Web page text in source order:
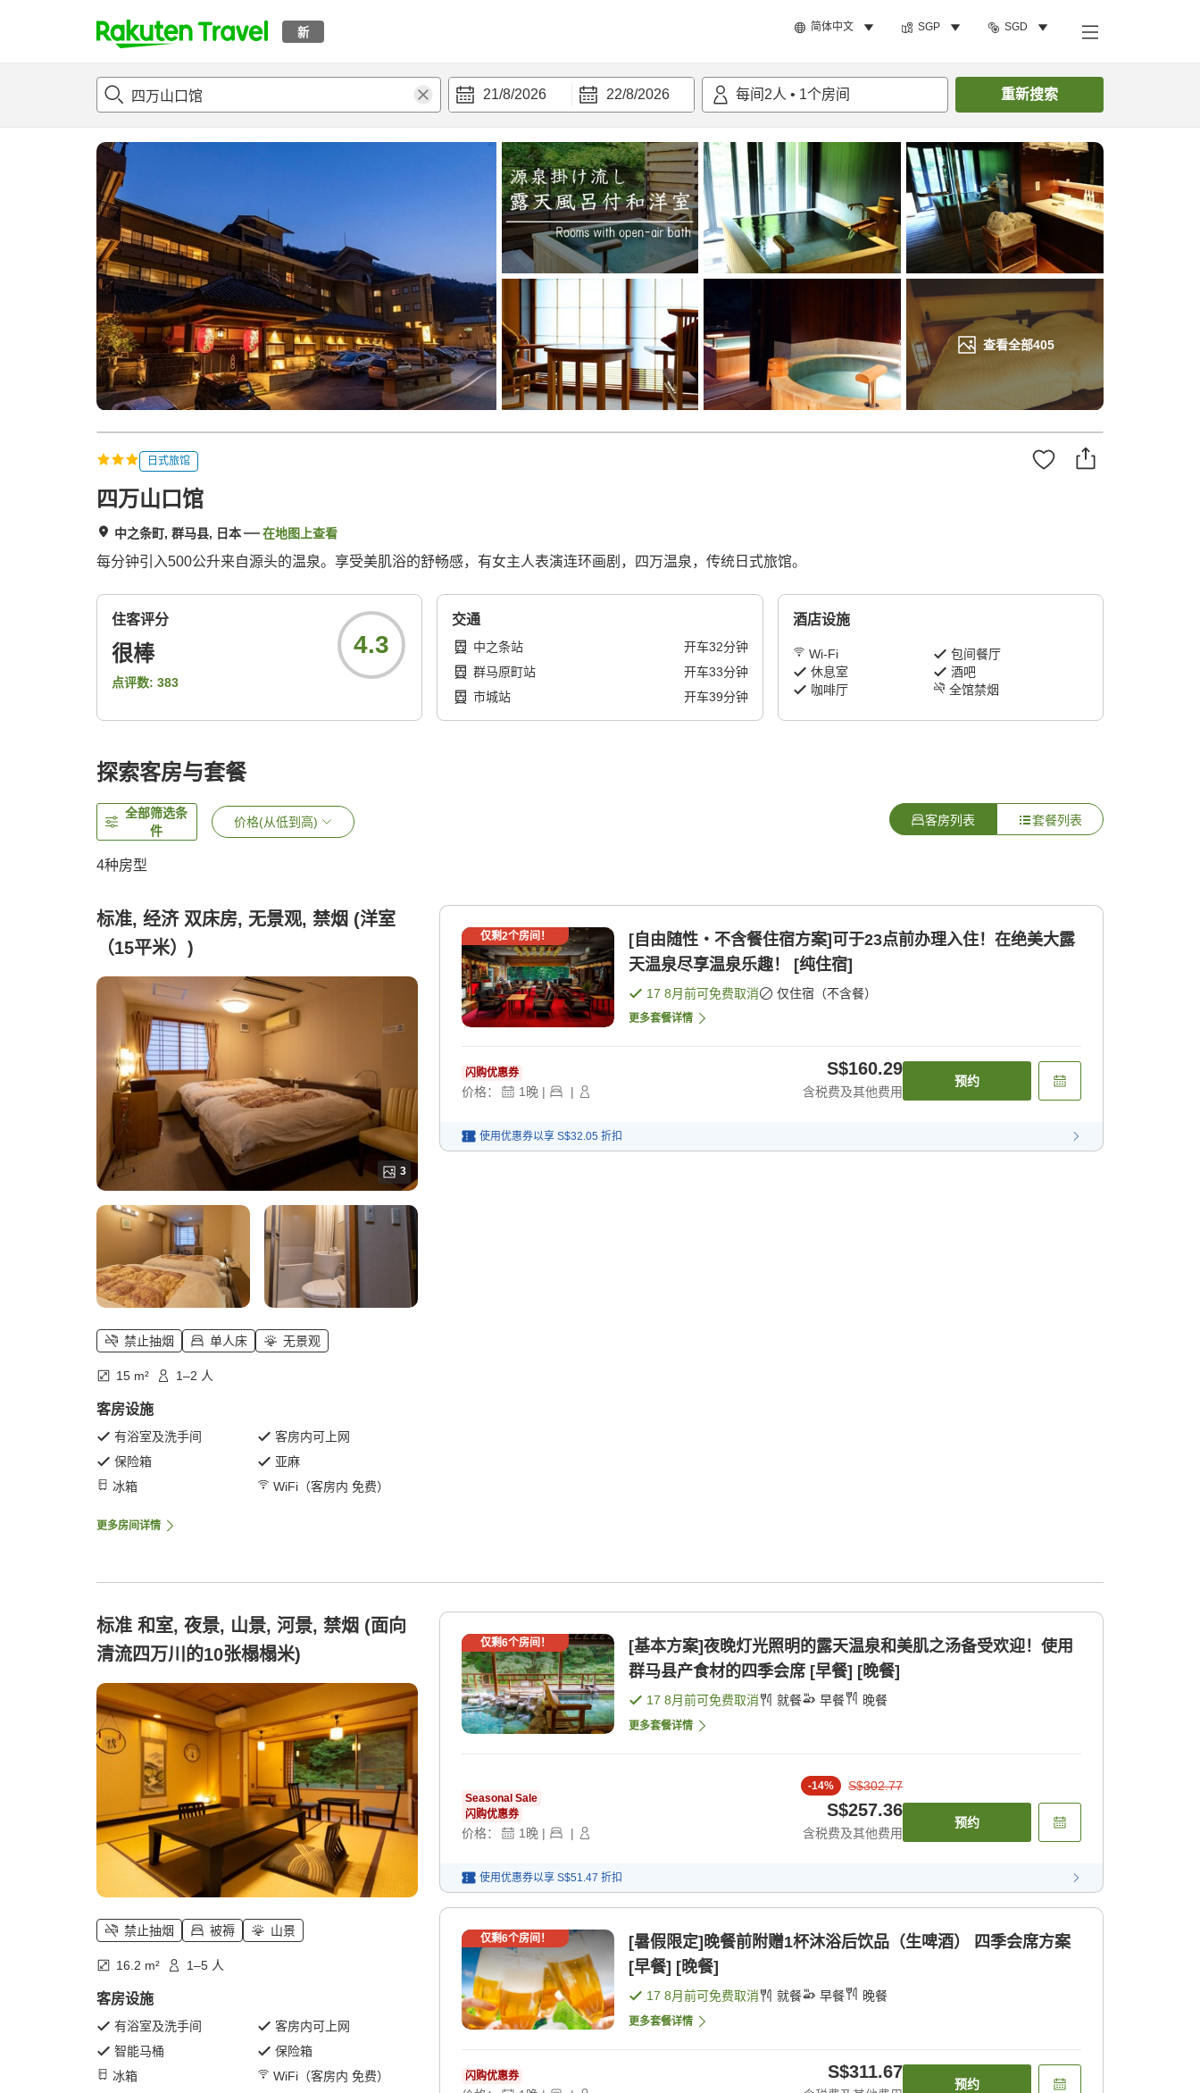
新 简体中文 SGP SGD
t
p
a
e
_
s
e
a
r
c
h
21/8/2026 22/8/2026 每间 2人 • 1个房间 重新搜索
查看全部405
概况 客房及住宿套餐 搜索客房
日式旅馆
四万山口馆
中之条町, 群马县, 日本 在地图上查看
每分钟引入500公升来自源头的温泉。享受美肌浴的舒畅感，有女主人表演连环画剧，四万温泉，传统日式旅馆。
住客评分
很棒
点评数: 383
4.3
交通
中之条站 开车32分钟
群马原町站
开车33分钟
市城站
开车39分钟
酒店设施
Wi-Fi
包间餐厅
休息室
酒吧
咖啡厅
全馆禁烟
探索客房与套餐
全部筛选条
件
价格(从低到高) 客房列表 套餐列表
4种房型
标准, 经济 双床房, 无景观, 禁烟 (洋室
（15平米）)
3
禁止抽烟 单人床 无景观
15 m² 1–2 人
客房设施
有浴室及洗手间
客房内可上网
保险箱
亚麻
冰箱
WiFi（客房内 免费）
更多房间详情
仅剩2个房间！
[自由随性・不含餐住宿方案]可于23点前办理入住！在绝美大露
天温泉尽享温泉乐趣！ [纯住宿]
17 8月前可免费取消 仅住宿（不含餐）
更多套餐详情
闪购优惠券
价格： 1晚 | |
S$160.29
含税费及其他费用
预约
使用优惠券以享 S$32.05 折扣
标准 和室, 夜景, 山景, 河景, 禁烟 (面向
清流四万川的10张榻榻米)
禁止抽烟 被褥 山景
16.2 m² 1–5 人
客房设施
有浴室及洗手间
客房内可上网
智能马桶
保险箱
冰箱
WiFi（客房内 免费）
仅剩6个房间！
[基本方案]夜晚灯光照明的露天温泉和美肌之汤备受欢迎！使用
群马县产食材的四季会席 [早餐] [晚餐]
17 8月前可免费取消 就餐 早餐 晚餐
更多套餐详情
Seasonal Sale
闪购优惠券
价格： 1 晚 | |
-14% S$302.77
S$257.36
含税费及其他费用
预约
使用优惠券以享 S$51.47 折扣
仅剩6个房间！
[暑假限定]晚餐前附赠1杯沐浴后饮品（生啤酒） 四季会席方案
[早餐] [晚餐]
17 8月前可免费取消 就餐 早餐 晚餐
更多套餐详情
闪购优惠券 S$311.67
预约